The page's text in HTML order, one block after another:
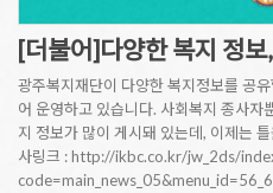
[더불어]다양한 복지 정
광주복지재단이 다양한 복지정보를 공
어 운영하고 있습니다. 사회복지 종사자
지 정보가 많이 게시돼 있는데, 이제는
사링크 : http://ikbc.co.kr/jw_2ds/